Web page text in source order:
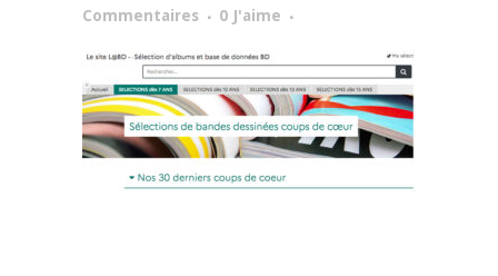
Commentaires
0 J'aime